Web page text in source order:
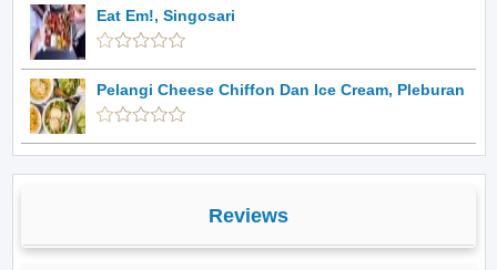
Eat Em!, Singosari
Pelangi Cheese Chiffon Dan Ice Cream, Pleburan
Reviews